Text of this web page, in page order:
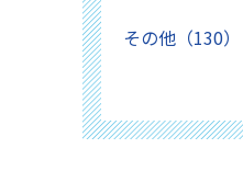
その他（130）